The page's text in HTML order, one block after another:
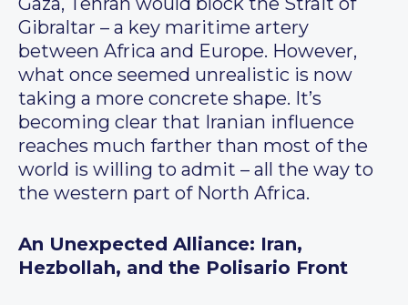
Gibraltar – a key maritime artery
between Africa and Europe. However,
what once seemed unrealistic is now
taking a more concrete shape. It’s
becoming clear that Iranian influence
reaches much farther than most of the
world is willing to admit – all the way to
the western part of North Africa.
An Unexpected Alliance: Iran,
Hezbollah, and the Polisario Front